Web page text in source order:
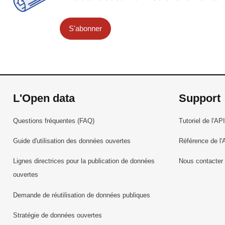
S'abonner
L'Open data
Questions fréquentes (FAQ)
Guide d'utilisation des données ouvertes
Lignes directrices pour la publication de données
ouvertes
Demande de réutilisation de données publiques
Stratégie de données ouvertes
Support
Tutoriel de l'API
Référence de
Nous contacter